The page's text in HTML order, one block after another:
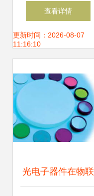
（787195）申购指
南 时间节奏、上市
查看详情
更新时间：2026-08-07
11:16:10
光电子器件在物联